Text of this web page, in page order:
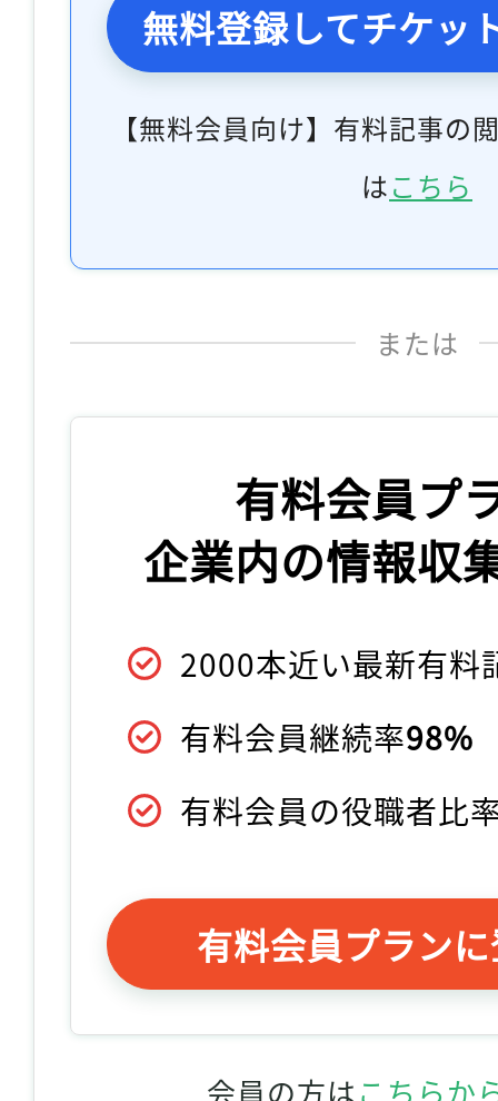
無料登録してチケッ
【無料会員向け】有料記事の
はこちら
または
有料会員プ
企業内の情報収
2000本近い最新有料
有料会員継続率98%
有料会員の役職者比
有料会員プラン
会員の方はこちらか